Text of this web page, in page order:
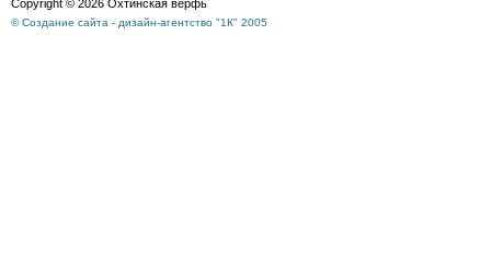
Copyright © 2026 Охтинская верфь
© Создание сайта - дизайн-агентство "1К" 2005